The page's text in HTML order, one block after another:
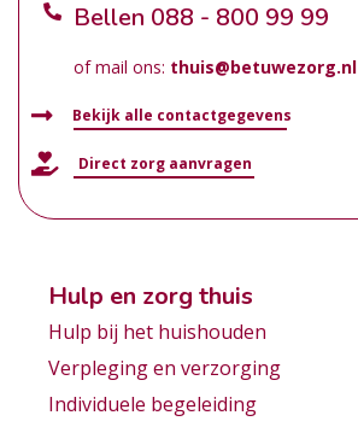
Bellen 088 - 800 99 99
of mail ons: thuis@betuwezorg.nl
Bekijk alle contactgegevens
Direct zorg aanvragen
Hulp en zorg thuis
Hulp bij het huishouden
Verpleging en verzorging
Individuele begeleiding